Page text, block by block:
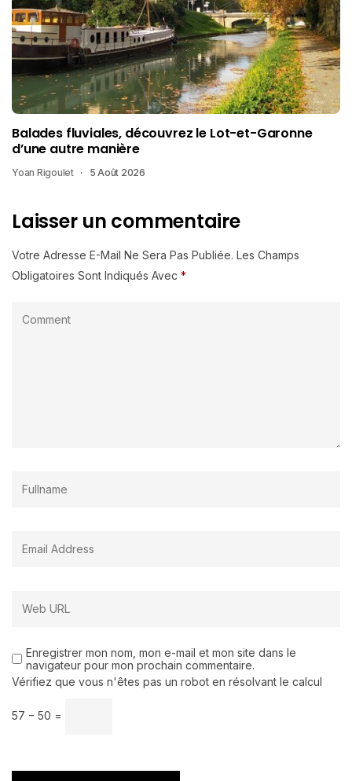
Balades fluviales, découvrez le Lot-et-Garonne
d’une autre manière
Yoan Rigoulet 5 Août 2026
Laisser un commentaire
Votre Adresse E-Mail Ne Sera Pas Publiée. Les Champs
Obligatoires Sont Indiqués Avec *
Enregistrer mon nom, mon e-mail et mon site dans le
navigateur pour mon prochain commentaire.
Vérifiez que vous n'êtes pas un robot en résolvant le calcul
57 − 50 =